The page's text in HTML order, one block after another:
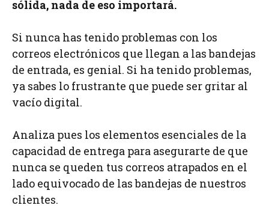
sólida, nada de eso importará.
Si nunca has tenido problemas con los
correos electrónicos que llegan a las bandejas
de entrada, es genial. Si ha tenido problemas,
ya sabes lo frustrante que puede ser gritar al
vacío digital.
Analiza pues los elementos esenciales de la
capacidad de entrega para asegurarte de que
nunca se queden tus correos atrapados en el
lado equivocado de las bandejas de nuestros
clientes.